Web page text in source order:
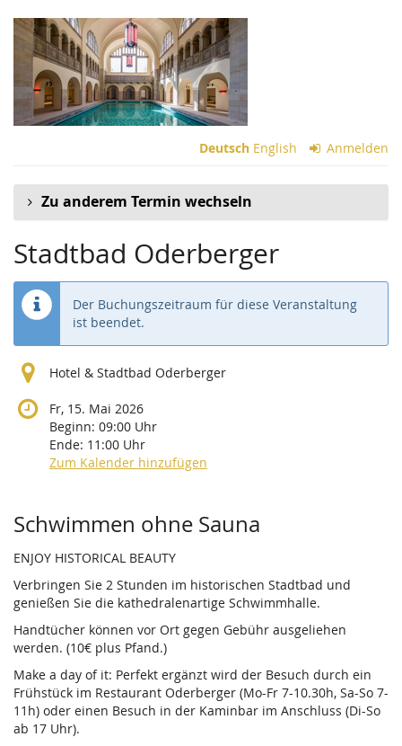
Zum
Haupt-
Inhalt
springen
Deutsch English Anmelden
Zu anderem Termin wechseln
Stadtbad Oderberger
Der Buchungszeitraum für diese Veranstaltung
ist beendet.
Hotel & Stadtbad Oderberger
Fr, 15. Mai 2026
Beginn: 09:00 Uhr
Ende: 11:00 Uhr
Zum Kalender hinzufügen
Produkte
Schwimmen ohne Sauna
ENJOY HISTORICAL BEAUTY
Verbringen Sie 2 Stunden im historischen Stadtbad und
genießen Sie die kathedralenartige Schwimmhalle.
Handtücher können vor Ort gegen Gebühr ausgeliehen
werden. (10€ plus Pfand.)
Make a day of it: Perfekt ergänzt wird der Besuch durch ein
Frühstück im Restaurant Oderberger (Mo-Fr 7-10.30h, Sa-So 7-
11h) oder einen Besuch in der Kaminbar im Anschluss (Di-So
ab 17 Uhr).